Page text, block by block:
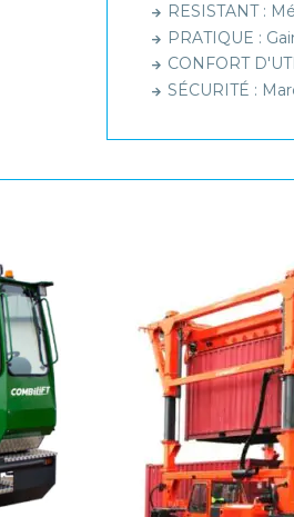
RESISTANT :
PRATIQUE :
CONFORT
SÉCURITÉ :